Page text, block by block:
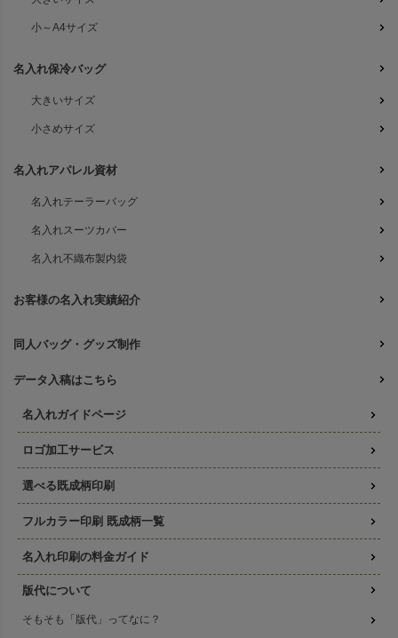
小～A4サイズ
名入れ保冷バッグ
大きいサイズ
小さめサイズ
名入れアパレル資材
名入れテーラーバッグ
名入れスーツカバー
名入れ不織布製内袋
お客様の名入れ実績紹介
同人バッグ・グッズ制作
データ入稿はこちら
名入れガイドページ
ロゴ加工サービス
選べる既成柄印刷
フルカラー印刷 既成柄一覧
名入れ印刷の料金ガイド
版代について
そもそも「版代」ってなに？